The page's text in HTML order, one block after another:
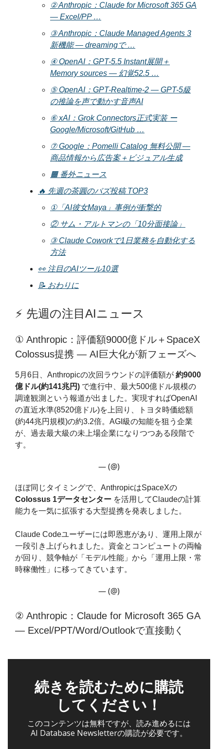
② Anthropic：Claude for Microsoft 365 GA
— Excel/PP …
③ Anthropic：Claude Managed Agents 3
新機能 — dreamingで …
④ OpenAI：GPT-5.5 Instant展開＋
Memory sources — 幻覚52.5 …
⑤ OpenAI：GPT-Realtime-2 — GPT-5級
の推論を声で動かす音声AI
⑥ xAI：Grok Connectors正式実装 ー
Google/Microsoft/GitHub …
⑦ Google：Pomelli Catalog 無料公開 —
商品情報から広告案＋ビジュアル生成
🟧 番外ニュース
🔥 先週の茶圓のバズ投稿 TOP3
①「AI彼女Maya」事例が衝撃的
② サム・アルトマンの「10分面接論」
③ Claude Coworkで1日業務を自動化する
方法
👀 注目のAIツール10選
📝 おわりに
⚡️ 先週の注目AIニュース
① Anthropic：評価額9000億ドル＋SpaceX
Colossus提携 — AI巨大化が新フェーズへ
5月6日、Anthropicの次回ラウンドの評価額が 約9000
億ドル(約141兆円) で進行中、最大500億ドル規模の
調達観測という報道が出ました。実現すればOpenAI
の直近水準(8520億ドル)を上回り、トヨタ時価総額
(約44兆円規模)の約3.2倍。AGI級の知能を狙う企業
が、過去最大級の未上場企業になりつつある段階で
す。
— (@)
ほぼ同じタイミングで、AnthropicはSpaceXの
Colossus 1データセンター を活用してClaudeの計算
能力を一気に拡張する大型提携を発表しました。
Claude Codeユーザーには即恩恵があり、運用上限が
一段引き上げられました。資金とコンピュートの両輪
が回り、競争軸が「モデル性能」から「運用上限・常
時稼働性」に移ってきています。
— (@)
② Anthropic：Claude for Microsoft 365 GA
— Excel/PPT/Word/Outlookで直接動く
続きを読むために購読
してください！
このコンテンツは無料ですが、読み進めるには
AI Database Newsletterの購読が必要です。